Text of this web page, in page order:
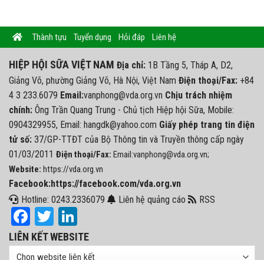
Thành tựu Tuyển dụng Hỏi đáp Liên hệ
HIỆP HỘI SỮA VIỆT NAM Địa chỉ: 1B Tầng 5, Tháp A, D2,
Giảng Võ, phường Giảng Võ, Hà Nội, Việt Nam Điện thoại/Fax: +84
4 3 233.6079 Email:vanphong@vda.org.vn Chịu trách nhiệm
chính: Ông Trần Quang Trung - Chủ tịch Hiệp hội Sữa, Mobile:
0904329955, Email: hangdk@yahoo.com Giấy phép trang tin điện
tử số: 37/GP-TTĐT của Bộ Thông tin và Truyền thông cấp ngày
01/03/2011 Điện thoại/Fax: Email:vanphong@vda.org.vn;
Website: https://vda.org.vn
Facebook:https://facebook.com/vda.org.vn
Hotline: 0243.2336079
Liên hệ quảng cáo RSS
Facebook
Twitter
LIÊN KẾT WEBSITE